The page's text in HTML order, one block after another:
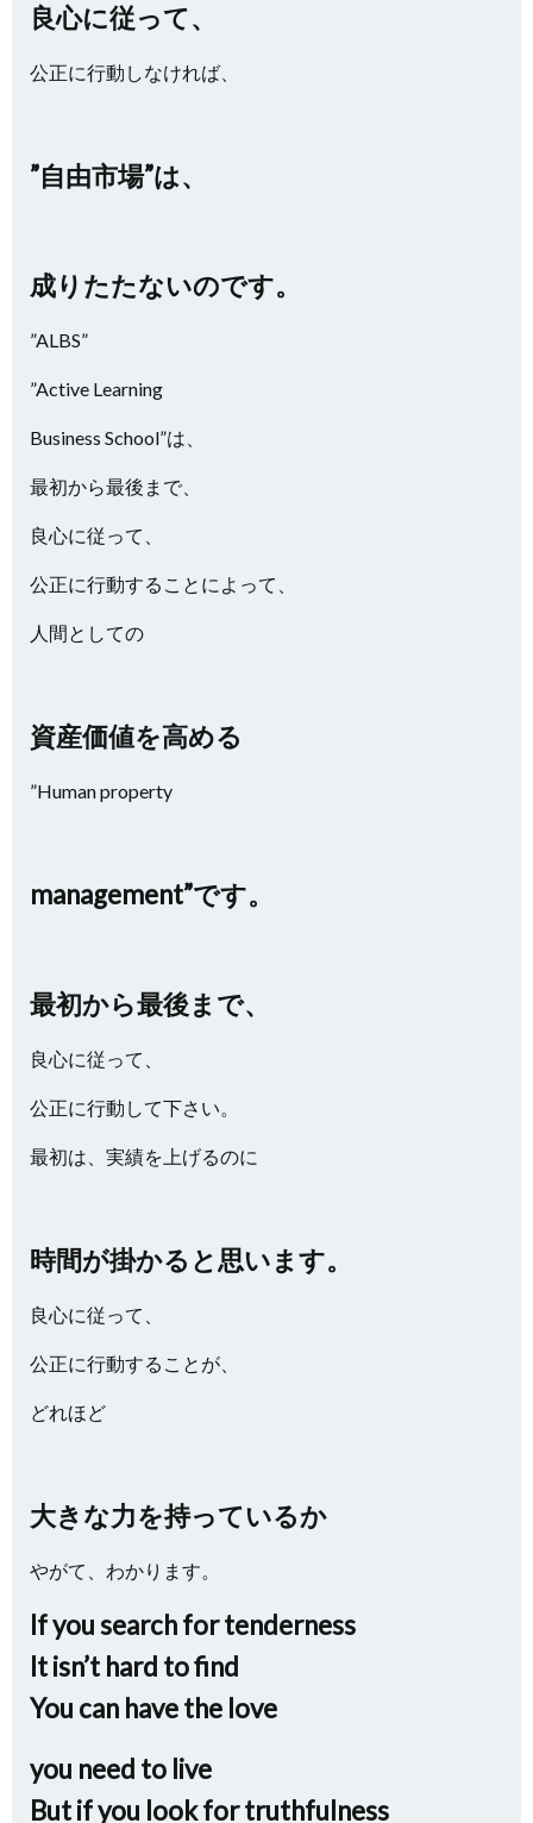
良心に従って、
公正に行動しなければ、
”自由市場”は、
成りたたないのです。
”ALBS”
”Active Learning
Business School”は、
最初から最後まで、
良心に従って、
公正に行動することによって、
人間としての
資産価値を高める
”Human property
management”です。
最初から最後まで、
良心に従って、
公正に行動して下さい。
最初は、実績を上げるのに
時間が掛かると思います。
良心に従って、
公正に行動することが、
どれほど
大きな力を持っているか
やがて、わかります。
If you search for tenderness
It isn’t hard to find
You can have the love
you need to live
But if you look for truthfulness